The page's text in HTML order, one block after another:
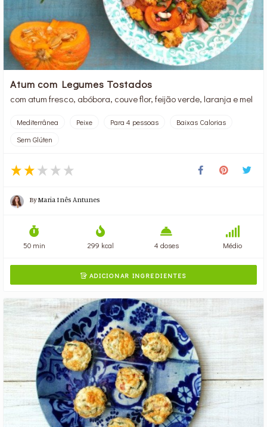
Atum com Legumes Tostados
com atum fresco, abóbora, couve flor, feijão verde, laranja e mel
Mediterrânea Peixe Para 4 pessoas
Baixas Calorias
Sem Glúten
ByMaria Inês Antunes
50 min 299 kcal 4 doses Médio
ADICIONAR INGREDIENTES